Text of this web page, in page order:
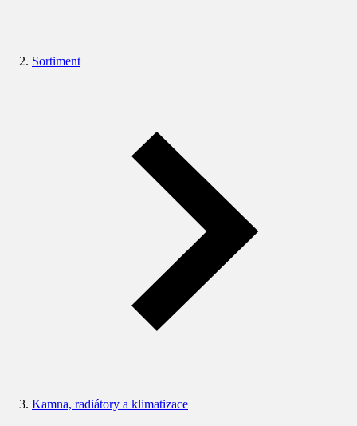
Sortiment
Kamna, radiátory a klimatizace